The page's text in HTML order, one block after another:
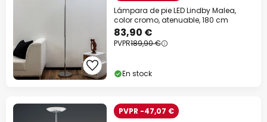
Lámpara de pie LED Lindby Malea,
color cromo, atenuable, 180 cm
83,90 €
PVPR189,90 €
En stock
PVPR -47,07 €